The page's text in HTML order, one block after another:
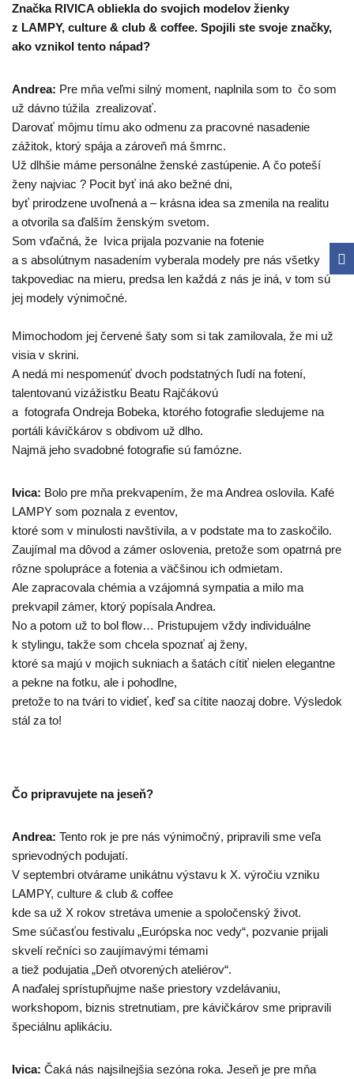
Značka RIVICA obliekla do svojich modelov žienky
z LAMPY, culture & club & coffee. Spojili ste svoje značky,
ako vznikol tento nápad?
Andrea: Pre mňa veľmi silný moment, naplnila som to čo som
už dávno túžila zrealizovať.
Darovať môjmu tímu ako odmenu za pracovné nasadenie
zážitok, ktorý spája a zároveň má šmrnc.
Už dlhšie máme personálne ženské zastúpenie. A čo poteší
ženy najviac ? Pocit byť iná ako bežné dni,
byť prirodzene uvoľnená a – krásna idea sa zmenila na realitu
a otvorila sa ďalším ženským svetom.
Som vďačná, že Ivica prijala pozvanie na fotenie
a s absolútnym nasadením vyberala modely pre nás všetky
takpovediac na mieru, predsa len každá z nás je iná, v tom sú
jej modely výnimočné.
Mimochodom jej červené šaty som si tak zamilovala, že mi už
visia v skrini.
A nedá mi nespomenúť dvoch podstatných ľudí na fotení,
talentovanú vizážistku Beatu Rajčákovú
a fotografa Ondreja Bobeka, ktorého fotografie sledujeme na
portáli kávičkárov s obdivom už dlho.
Najmä jeho svadobné fotografie sú famózne.
Ivica: Bolo pre mňa prekvapením, že ma Andrea oslovila. Kafé
LAMPY som poznala z eventov,
ktoré som v minulosti navštívila, a v podstate ma to zaskočilo.
Zaujímal ma dôvod a zámer oslovenia, pretože som opatrná pre
rôzne spolupráce a fotenia a väčšinou ich odmietam.
Ale zapracovala chémia a vzájomná sympatia a milo ma
prekvapil zámer, ktorý popísala Andrea.
No a potom už to bol flow… Pristupujem vždy individuálne
k stylingu, takže som chcela spoznať aj ženy,
ktoré sa majú v mojich sukniach a šatách cítiť nielen elegantne
a pekne na fotku, ale i pohodlne,
pretože to na tvári to vidieť, keď sa cítite naozaj dobre. Výsledok
stál za to!
Čo pripravujete na jeseň?
Andrea: Tento rok je pre nás výnimočný, pripravili sme veľa
sprievodných podujatí.
V septembri otvárame unikátnu výstavu k X. výročiu vzniku
LAMPY, culture & club & coffee
kde sa už X rokov stretáva umenie a spoločenský život.
Sme súčasťou festivalu „Európska noc vedy“, pozvanie prijali
skvelí rečníci so zaujímavými témami
a tiež podujatia „Deň otvorených ateliérov“.
A naďalej sprístupňujme naše priestory vzdelávaniu,
workshopom, biznis stretnutiam, pre kávičkárov sme pripravili
špeciálnu aplikáciu.
Ivica: Čaká nás najsilnejšia sezóna roka. Jeseň je pre mňa